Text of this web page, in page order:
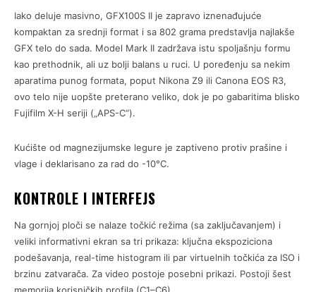
Iako deluje masivno, GFX100S II je zapravo iznenađujuće
kompaktan za srednji format i sa 802 grama predstavlja najlakše
GFX telo do sada. Model Mark II zadržava istu spoljašnju formu
kao prethodnik, ali uz bolji balans u ruci. U poređenju sa nekim
aparatima punog formata, poput Nikona Z9 ili Canona EOS R3,
ovo telo nije uopšte preterano veliko, dok je po gabaritima blisko
Fujifilm X-H seriji („APS-C“).
Kućište od magnezijumske legure je zaptiveno protiv prašine i
vlage i deklarisano za rad do -10°C.
KONTROLE I INTERFEJS
Na gornjoj ploči se nalaze točkić režima (sa zaključavanjem) i
veliki informativni ekran sa tri prikaza: ključna ekspoziciona
podešavanja, real-time histogram ili par virtuelnih točkića za ISO i
brzinu zatvarača. Za video postoje posebni prikazi. Postoji šest
memorija korisničkih profila (C1–C6).